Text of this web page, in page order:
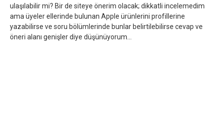
ulaşılabilir mi? Bir de siteye önerim olacak; dikkatli incelemedim
ama üyeler ellerinde bulunan Apple ürünlerini profillerine
yazabilirse ve soru bölümlerinde bunlar belirtilebilirse cevap ve
öneri alanı genişler diye düşünüyorum...